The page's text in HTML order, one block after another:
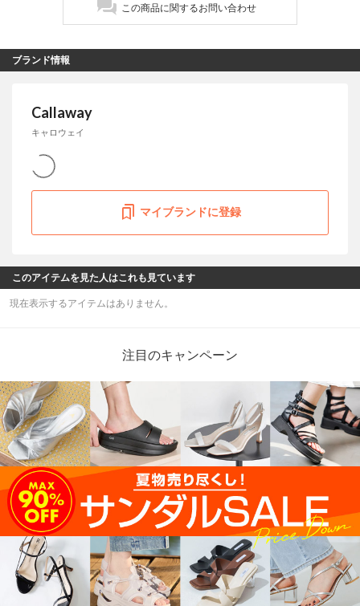
この商品に関するお問い合わせ
ブランド情報
Callaway
キャロウェイ
マイブランドに登録
このアイテムを見た人はこれも見ています
現在表示するアイテムはありません。
注目のキャンペーン